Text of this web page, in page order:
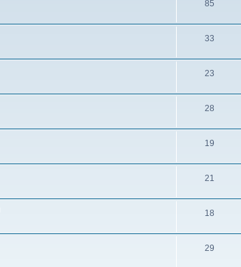
85
33
23
28
19
21
18
29